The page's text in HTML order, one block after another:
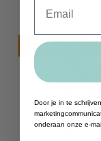
% korting
Door je in te
onderaan onze e-